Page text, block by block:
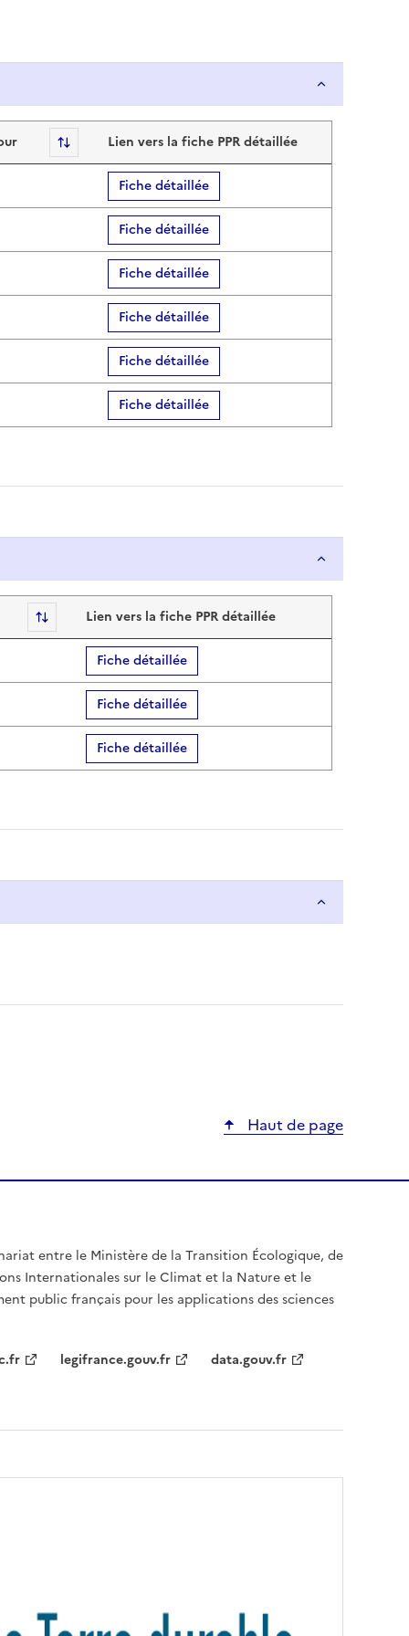
Lien vers la fiche PPR détaillée
Fiche détaillée
Fiche détaillée
Fiche détaillée
Fiche détaillée
Fiche détaillée
Fiche détaillée
Lien vers la fiche PPR détaillée
Fiche détaillée
Fiche détaillée
Fiche détaillée
Haut de page
entre le Ministère de la Transition Écologique, de
Internationales sur le Climat et la Nature et le
public français pour les applications des sciences
legifrance.gouv.fr data.gouv.fr